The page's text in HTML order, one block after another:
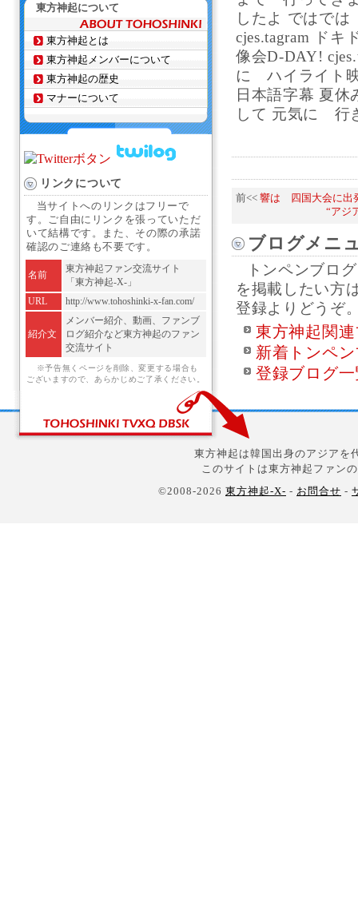
したよ ではで
cjes.tagram ドキ
像会D-DAY!
に ハイライト
日本語字幕 夏
して 元気に 行
前<< 響は 四国大会に出
“アジ
ブログメニ
トンペンブロ
を掲載したい方
登録よりどうぞ
東方神起関
新着トンペ
登録ブログ
東方神起について
東方神起とは
東方神起メンバーについて
東方神起の歴史
マナーについて
リンクについて
当サイトへのリンクはフリーで
す。ご自由にリンクを張っていただ
いて結構です。また、その際の承諾
確認のご連絡も不要です。
名前
東方神起ファン交流サイト
「東方神起-X-」
URL
http://www.tohoshinki-x-fan.com/
紹介文
メンバー紹介、動画、ファンブ
ログ紹介など東方神起のファン
交流サイト
※予告無くページを削除、変更する場合も
ございますので、あらかじめご了承ください。
東方神起は韓国出身のアジアを
このサイトは東方神起ファン
©2008-2026 東方神起-X- - お問合せ -